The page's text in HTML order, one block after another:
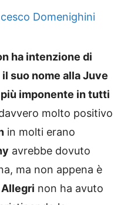
Domenighini
ha intenzione di
suo nome alla Juve
imponente in tutti
molto positivo
in molti erano
avrebbe dovuto
ma non appena è
non ha avuto